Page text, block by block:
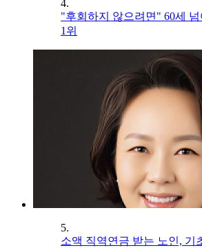
4.
"후회하지 않으려면" 60세
1위
5.
소액 직역연금 받는 노인, 기